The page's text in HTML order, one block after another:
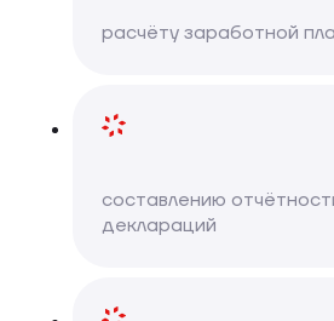
расчёту заработной
составлению
деклараций